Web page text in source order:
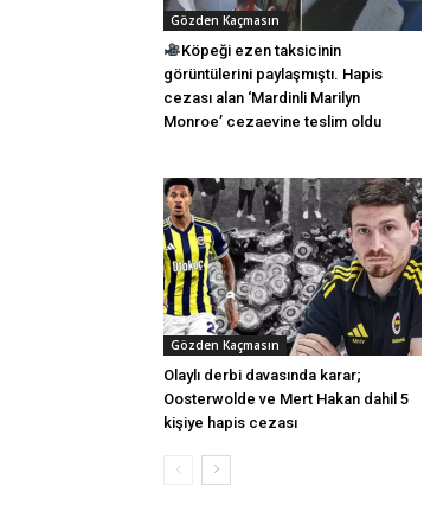
Gözden Kaçmasın
Köpeği ezen taksicinin
görüntülerini paylaşmıştı. Hapis
cezası alan ‘Mardinli Marilyn
Monroe’ cezaevine teslim oldu
Gözden Kaçmasın
Olaylı derbi davasında karar;
Oosterwolde ve Mert Hakan dahil 5
kişiye hapis cezası